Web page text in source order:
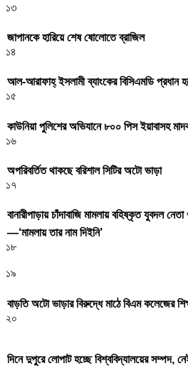
১৩
জাপানকে হারিয়ে শেষ ষোলোতে ব্রাজিল
১৪
আল-আরাফাহ্ ইসলামী ব্যাংকের বিসিএমডি প্রধান
১৫
কাউনিয়া পুলিশের অভিযানে ৮০০ পিস ইয়াবাসহ
১৬
অপরিবর্তিত থাকছে বরিশাল সিটির অটো ভাড়া
১৭
বানারীপাড়ায় চাঁদাবাজি মামলায় বহিষ্কৃত যুবদল
—‘মামলায় তার নাম দিইনি’
১৮
১৯
বাড়তি অটো ভাড়ার বিরুদ্ধে মাঠে বিএম কলেজের
২০
দিনে দুপুরে লোপাট হচ্ছে বিশ্ববিদ্যালয়ের সম্পদ,